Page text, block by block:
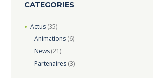
CATEGORIES
Actus(35)
Animations (6)
News (21)
Partenaires (3)